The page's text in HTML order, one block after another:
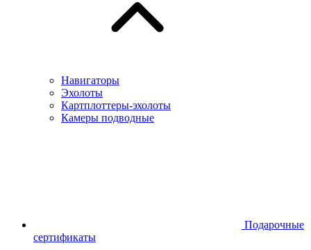
Навигаторы
Эхолоты
Картплоттеры-эхолоты
Камеры подводные
Подарочные
сертификаты